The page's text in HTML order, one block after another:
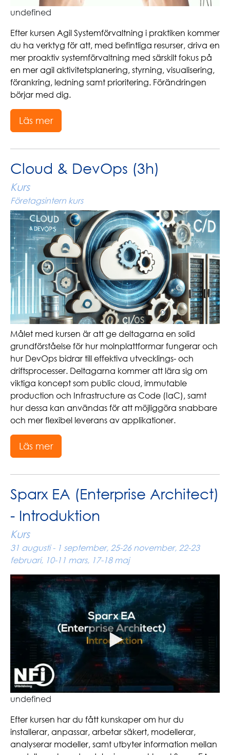
undefined
Efter kursen Agil Systemförvaltning i praktiken kommer
du ha verktyg för att, med befintliga resurser, driva en
mer proaktiv systemförvaltning med särskilt fokus på
en mer agil aktivitetsplanering, styrning, visualisering,
förankring, ledning samt prioritering. Förändringen
börjar med dig.
Läs mer
Cloud & DevOps (3h)
Kurs
Företagsintern kurs
Målet med kursen är att ge deltagarna en solid
grundförståelse för hur molnplattformar fungerar och
hur DevOps bidrar till effektiva utvecklings- och
driftsprocesser. Deltagarna kommer att lära sig om
viktiga koncept som public cloud, immutable
production och Infrastructure as Code (IaC), samt
hur dessa kan användas för att möjliggöra snabbare
och mer flexibel leverans av applikationer.
Läs mer
Sparx EA (Enterprise Architect)
- Introduktion
Kurs
31 augusti - 1 september, 25-26 november, 22-23
februari, 10-11 mars, 17-18 maj
undefined
Efter kursen har du fått kunskaper om hur du
installerar, anpassar, arbetar säkert, modellerar,
analyserar modeller, samt utbyter information mellan